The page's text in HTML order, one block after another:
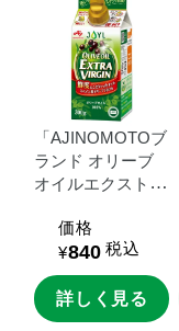
「AJINOMOTOブ
ランド オリーブ
オイルエクストラ
０ｇスマートグリ
ーンパック
価格
¥840 税込
詳しく見る